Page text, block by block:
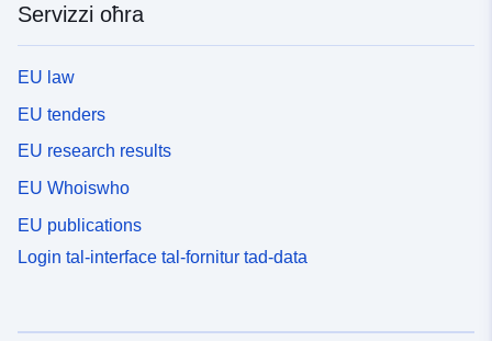
Servizzi oħra
EU law
EU tenders
EU research results
EU Whoiswho
EU publications
Login tal-interface tal-fornitur tad-data